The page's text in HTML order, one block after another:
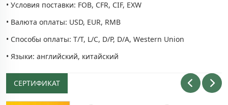
• Условия поставки: FOB, CFR, CIF, EXW
• Валюта оплаты: USD, EUR, RMB
• Способы оплаты: T/T, L/C, D/P, D/A, Western Union
• Языки: английский, китайский
СЕРТИФИКАТ